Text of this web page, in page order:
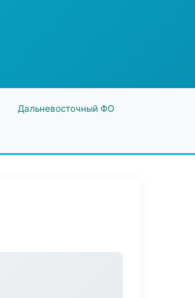
Дальневосточный ФО